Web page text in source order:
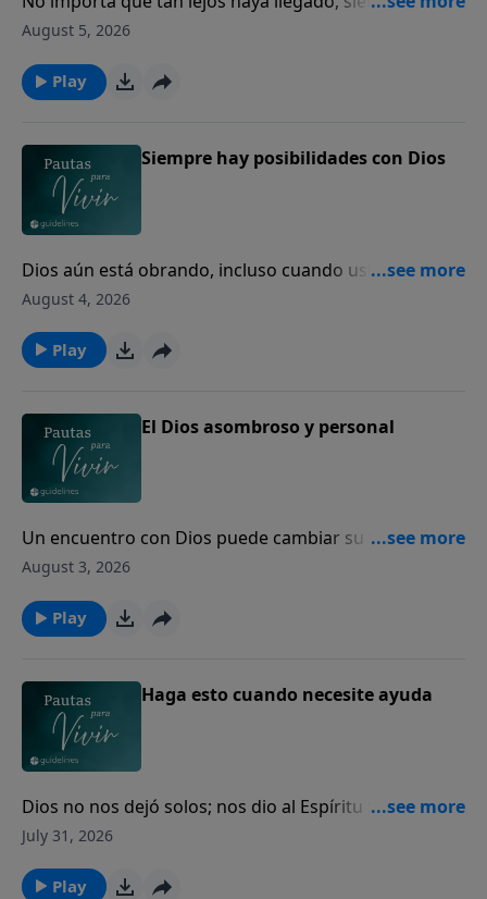
puede volver a casa con Dios.
August 5, 2026
Play
Siempre hay posibilidades con Dios
Dios aún está obrando, incluso cuando usted no
puede ver el final.
August 4, 2026
Play
El Dios asombroso y personal
Un encuentro con Dios puede cambiar su vida para
siempre.
August 3, 2026
Play
Haga esto cuando necesite ayuda
Dios no nos dejó solos; nos dio al Espíritu Santo para
guiarnos, fortalecernos y acompañarnos cada día.
July 31, 2026
Play